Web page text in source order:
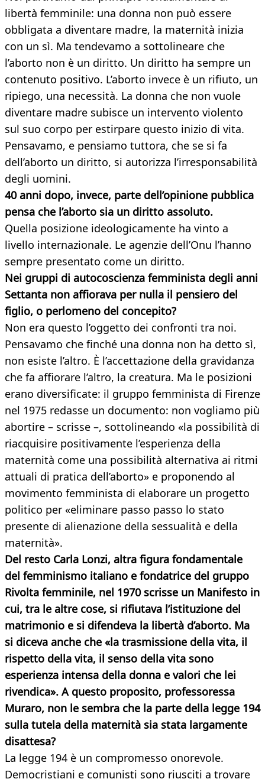
libertà femminile: una donna non può essere
obbligata a diventare madre, la maternità inizia
con un sì. Ma tendevamo a sottolineare che
l’aborto non è un diritto. Un diritto ha sempre un
contenuto positivo. L’aborto invece è un rifiuto, un
ripiego, una necessità. La donna che non vuole
diventare madre subisce un intervento violento
sul suo corpo per estirpare questo inizio di vita.
Pensavamo, e pensiamo tuttora, che se si fa
dell’aborto un diritto, si autorizza l’irresponsabilità
degli uomini.
40 anni dopo, invece, parte dell’opinione pubblica
pensa che l’aborto sia un diritto assoluto.
Quella posizione ideologicamente ha vinto a
livello internazionale. Le agenzie dell’Onu l’hanno
sempre presentato come un diritto.
Nei gruppi di autocoscienza femminista degli anni
Settanta non affiorava per nulla il pensiero del
figlio, o perlomeno del concepito?
Non era questo l’oggetto dei confronti tra noi.
Pensavamo che finché una donna non ha detto sì,
non esiste l’altro. È l’accettazione della gravidanza
che fa affiorare l’altro, la creatura. Ma le posizioni
erano diversificate: il gruppo femminista di Firenze
nel 1975 redasse un documento: non vogliamo più
abortire – scrisse –, sottolineando «la possibilità di
riacquisire positivamente l’esperienza della
maternità come una possibilità alternativa ai ritmi
attuali di pratica dell’aborto» e proponendo al
movimento femminista di elaborare un progetto
politico per «eliminare passo passo lo stato
presente di alienazione della sessualità e della
maternità».
Del resto Carla Lonzi, altra figura fondamentale
del femminismo italiano e fondatrice del gruppo
Rivolta femminile, nel 1970 scrisse un Manifesto in
cui, tra le altre cose, si rifiutava l’istituzione del
matrimonio e si difendeva la libertà d’aborto. Ma
si diceva anche che «la trasmissione della vita, il
rispetto della vita, il senso della vita sono
esperienza intensa della donna e valori che lei
rivendica». A questo proposito, professoressa
Muraro, non le sembra che la parte della legge 194
sulla tutela della maternità sia stata largamente
disattesa?
La legge 194 è un compromesso onorevole.
Democristiani e comunisti sono riusciti a trovare